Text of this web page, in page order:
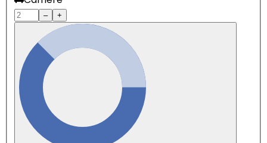
– +